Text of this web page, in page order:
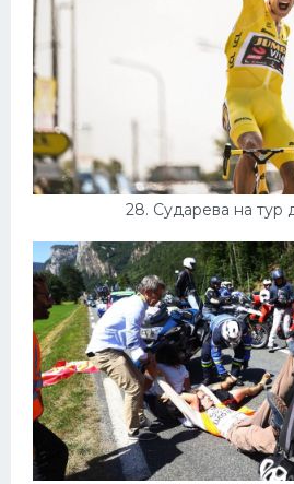
28. Сударева на тур